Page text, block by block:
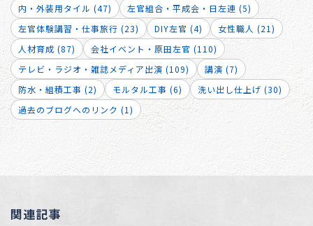
内・外装用タイル (47)
左官組合・平成会・日左連 (5)
左官体験講習・仕事旅行 (23)
DIY左官 (4)
女性職人 (21)
人材育成 (87)
会社イベント・原田左官 (110)
テレビ・ラジオ・雑誌メディア出演 (109)
講演 (7)
防水・組積工事 (2)
モルタル工事 (6)
洗い出し仕上げ (30)
過去のブログへのリンク (1)
関連記事